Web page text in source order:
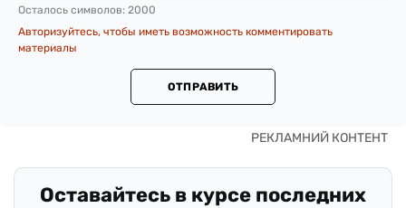
Осталось символов: 2000
Авторизуйтесь, чтобы иметь возможность комментировать
материалы
ОТПРАВИТЬ
Оставайтесь в курсе последних